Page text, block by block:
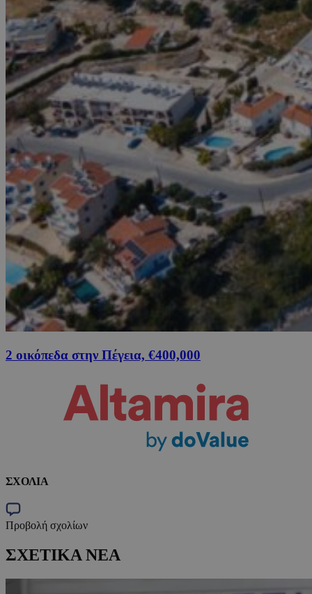
2 οικόπεδα στην Πέγεια, €400,000
ΣΧΟΛΙΑ
Προβολή σχολίων
ΣΧΕΤΙΚΑ ΝΕΑ